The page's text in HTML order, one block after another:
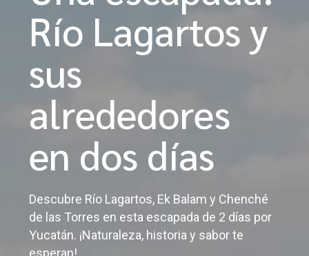
Río Lagartos y
sus
alrededores
en dos días
Descubre Río Lagartos, Ek Balam y Chenché
de las Torres en esta escapada de 2 días por
Yucatán. ¡Naturaleza, historia y sabor te